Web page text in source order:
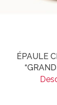
ÉPAULE